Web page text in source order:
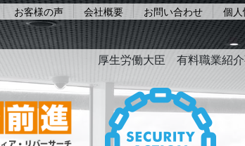
お客様の声 会社概要 お問い合わせ 個
厚生労働大臣 有料職業紹